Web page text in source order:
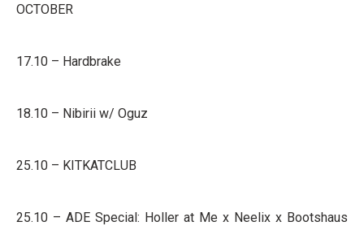
OCTOBER
17.10 – Hardbrake
18.10 – Nibirii w/ Oguz
25.10 – KITKATCLUB
25.10 – ADE Special: Holler at Me x Neelix x Bootshaus